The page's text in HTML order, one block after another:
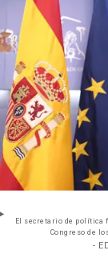
El secretario de política
Congreso de
-